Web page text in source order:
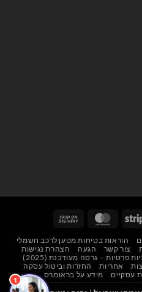
Stripe
MasterCard
Delivery
הוראות בטיחות מטען לרכב חשמלי
צור קשר הגעה
הצהרת נגישות
פרטיות – גרסה מעודכנת (2025)
אחריות
החזרות וביטול עסקה
עסקיים מידע על בראומרס